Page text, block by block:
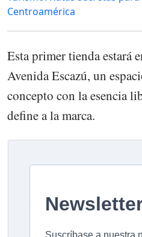
Centroamérica
Esta primer tienda estará
Avenida Escazú, un
concepto con la esencia
define a la marca.